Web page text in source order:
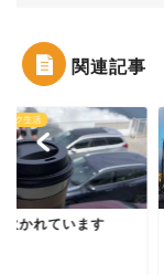
関連記事
ーク生活
吹かれています